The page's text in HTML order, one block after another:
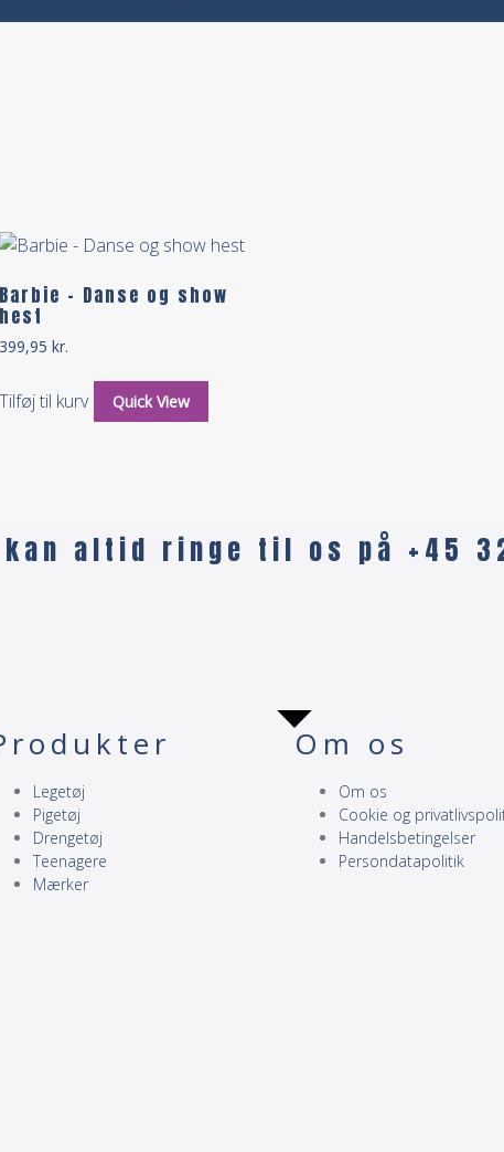
Barbie – Danse og show
hest
399,95 kr.
Tilføj til kurv Quick View
altid ringe til os på +45
Legetøj
Pigetøj
Drengetøj
Teenagere
Mærker
Om os
Om os
Cookie og
Handelsbetingelser
Persondatapolitik